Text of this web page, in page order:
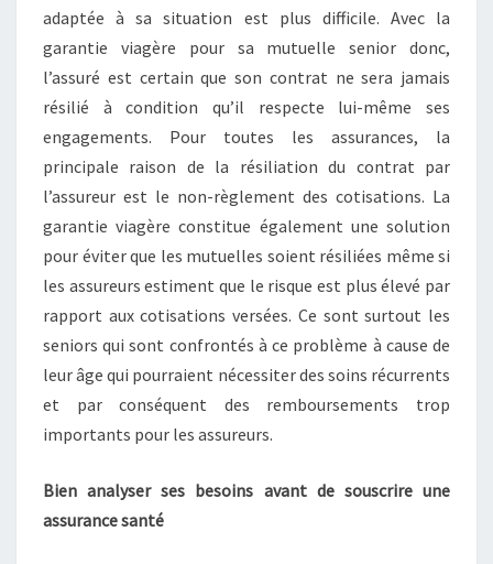
adaptée à sa situation est plus difficile. Avec la
garantie viagère pour sa mutuelle senior donc,
l’assuré est certain que son contrat ne sera jamais
résilié à condition qu’il respecte lui-même ses
engagements. Pour toutes les assurances, la
principale raison de la résiliation du contrat par
l’assureur est le non-règlement des cotisations. La
garantie viagère constitue également une solution
pour éviter que les mutuelles soient résiliées même si
les assureurs estiment que le risque est plus élevé par
rapport aux cotisations versées. Ce sont surtout les
seniors qui sont confrontés à ce problème à cause de
leur âge qui pourraient nécessiter des soins récurrents
et par conséquent des remboursements trop
importants pour les assureurs.
Bien analyser ses besoins avant de souscrire une
assurance santé